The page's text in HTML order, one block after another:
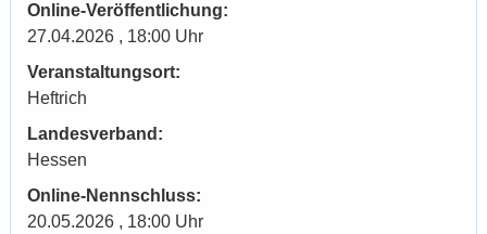
Online-Veröffentlichung:
27.04.2026 , 18:00 Uhr
Veranstaltungsort:
Heftrich
Landesverband:
Hessen
Online-Nennschluss:
20.05.2026 , 18:00 Uhr